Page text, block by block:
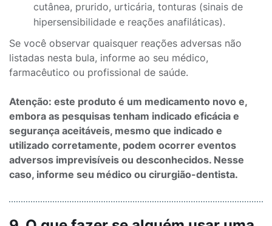
cutânea, prurido, urticária, tonturas (sinais de
hipersensibilidade e reações anafiláticas).
Se você observar quaisquer reações adversas não
listadas nesta bula, informe ao seu médico,
farmacêutico ou profissional de saúde.
Atenção: este produto é um medicamento novo e,
embora as pesquisas tenham indicado eficácia e
segurança aceitáveis, mesmo que indicado e
utilizado corretamente, podem ocorrer eventos
adversos imprevisíveis ou desconhecidos. Nesse
caso, informe seu médico ou cirurgião-dentista.